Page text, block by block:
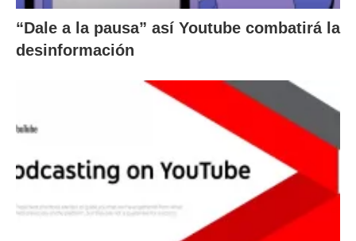
“Dale a la pausa” así Youtube combatirá la
desinformación